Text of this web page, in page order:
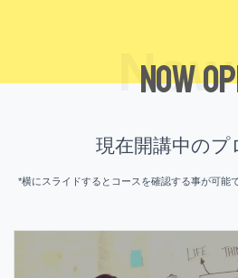
Now
現在開講中のプ
*横にスライドするとコースを確認する事が可能で